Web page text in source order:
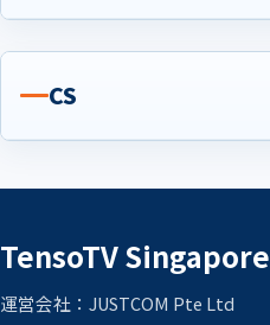
CS
TensoTV Singapore
運営会社：JUSTCOM Pte Ltd